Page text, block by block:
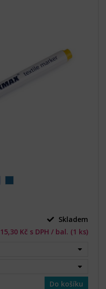
Skladem
15,30 Kč s DPH / bal. (1 ks)
Do košíku